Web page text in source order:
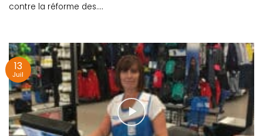
contre la réforme des....
13
Juil